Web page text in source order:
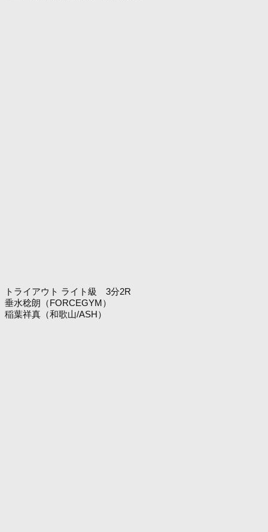
トライアウト ライト級 3分2R
垂水稔朗（FORCEGYM）
稲葉祥真（和歌山/ASH）